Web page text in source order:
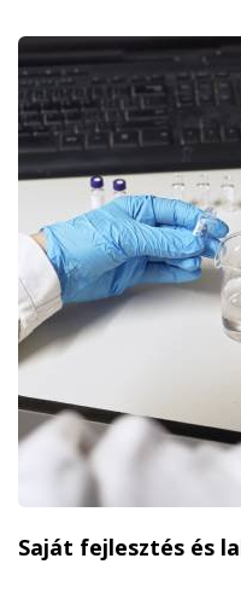
Saját fejlesztés és